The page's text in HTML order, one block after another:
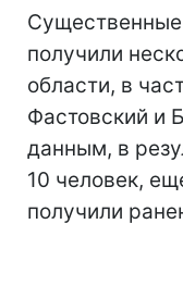
получили
области, в
Фастовский и
данным, в
10 человек,
получили